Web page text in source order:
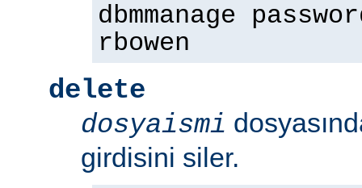
dbmmanage
rbowen
delete
dosyaismi
girdisini siler.